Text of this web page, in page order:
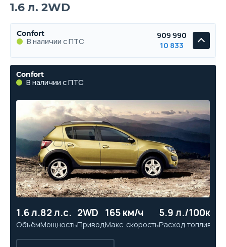
1.6 л. 2WD
Confort
В наличии с ПТС
909 990
10 833
Confort
В наличии с ПТС
1.6 л.
Объём
82 л.с.
Мощность
2WD
Привод
165 км/ч
Макс. скорость
5.9 л./100км
Расход топлива